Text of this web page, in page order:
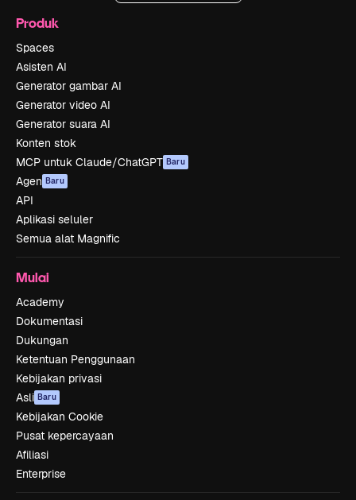
Produk
Spaces
Asisten AI
Generator gambar AI
Generator video AI
Generator suara AI
Konten stok
MCP untuk Claude/ChatGPT Baru
Agen Baru
API
Aplikasi seluler
Semua alat Magnific
Mulai
Academy
Dokumentasi
Dukungan
Ketentuan Penggunaan
Kebijakan privasi
Asli Baru
Kebijakan Cookie
Pusat kepercayaan
Afiliasi
Enterprise